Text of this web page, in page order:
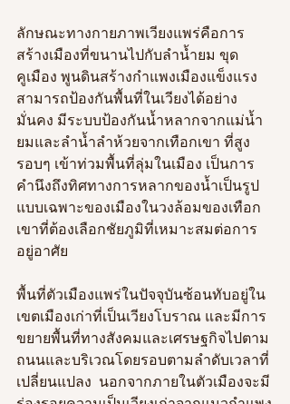
ลักษณะทางกายภาพเวียงแพร่คือการ
สร้างเมืองที่ขนานไปกับลำน้ำยม ขุด
คูเมือง พูนดินสร้างกำแพงเมืองแข็งแรง
สามารถป้องกันพื้นที่ในเวียงได้อย่าง
มั่นคง มีระบบป้องกันน้ำหลากจากแม่น้ำ
ยมและลำน้ำลำห้วยจากเทือกเขา ที่สูง
รอบๆ เข้าท่วมพื้นที่ลุ่มในเมือง เป็นการ
คำนึงถึงทิศทางการหลากของน้ำเป็นรูป
แบบเฉพาะของเมืองในวงล้อมของเทือก
เขาที่ต้องเลือกชัยภูมิที่เหมาะสมต่อการ
อยู่อาศัย
พื้นที่ตัวเมืองแพร่ในปัจจุบันซ้อนทับอยู่ใน
เขตเมืองเก่าที่เป็นเวียงโบราณ และมีการ
ขยายพื้นที่ทางสังคมและเศรษฐกิจไปตาม
ถนนและบริเวณโดยรอบตามลำดับเวลาที่
เปลี่ยนแปลง  นอกจากภายในตัวเมืองจะมี